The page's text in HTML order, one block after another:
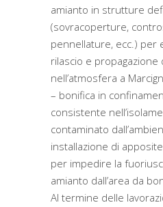
amianto in strutture
(sovracoperture,
pennellature, ecc.) per
rilascio e
nell’atmosfera a
– bonifica in
consistente
contaminato
installazione di
per impedire la
amianto dall’area da
Al termine delle